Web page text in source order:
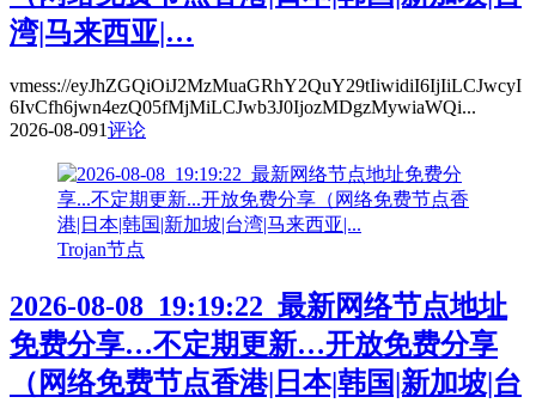
湾|马来西亚|…
vmess://eyJhZGQiOiJ2MzMuaGRhY2QuY29tIiwidiI6IjIiLCJwcyI
6IvCfh6jwn4ezQ05fMjMiLCJwb3J0IjozMDgzMywiaWQi...
2026-08-091评论
Trojan节点
2026-08-08_19:19:22_最新网络节点地址
免费分享…不定期更新…开放免费分享
（网络免费节点香港|日本|韩国|新加坡|台